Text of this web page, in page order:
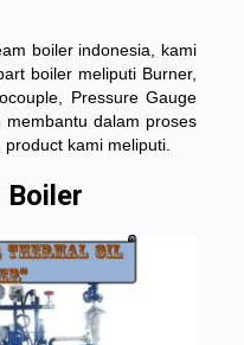
boiler indonesia, kami
boiler meliputi Burner,
Pressure Gauge
dalam proses
kami meliputi.
Boiler